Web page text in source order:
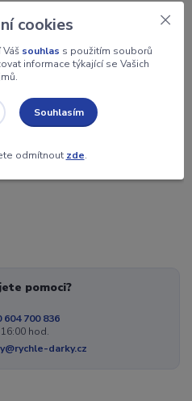
18+
pomoci?
604 700 836
hod.
darky.cz
cookies
souhlas s použitím souborů
informace týkající se Vašich
Souhlasím
odmítnout zde.